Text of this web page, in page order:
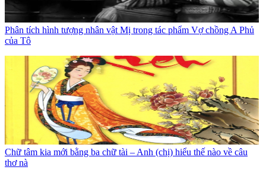
Phân tích hình tượng nhân vật Mị trong tác phẩm Vợ chồng A Phủ
của Tô
Chữ tâm kia mới bằng ba chữ tài – Anh (chị) hiểu thế nào về câu
thơ nà